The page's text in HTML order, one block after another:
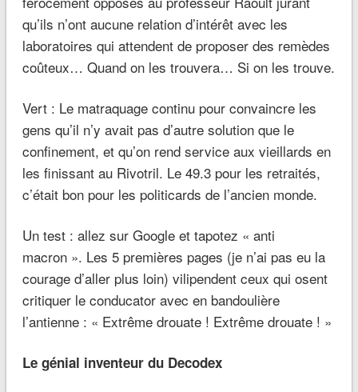
qu’ils n’ont aucune relation d’intérêt avec les
laboratoires qui attendent de proposer des remèdes
coûteux… Quand on les trouvera… Si on les trouve.
Vert : Le matraquage continu pour convaincre les
gens qu’il n’y avait pas d’autre solution que le
confinement, et qu’on rend service aux vieillards en
les finissant au Rivotril. Le 49.3 pour les retraités,
c’était bon pour les politicards de l’ancien monde.
Un test : allez sur Google et tapotez « anti
macron ». Les 5 premières pages (je n’ai pas eu la
courage d’aller plus loin) vilipendent ceux qui osent
critiquer le conducator avec en bandoulière
l’antienne : « Extrême drouate ! Extrême drouate ! »
Le génial inventeur du Decodex